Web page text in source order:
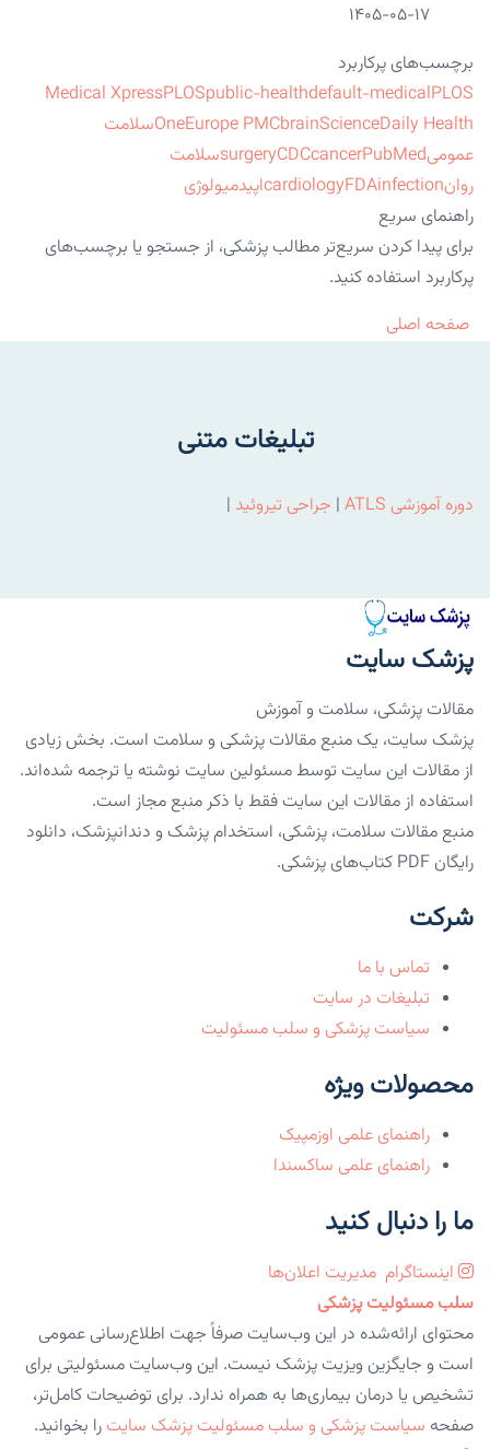
۱۴۰۵-۰۵-۱۷
برچسب‌های پرکاربرد
Medical XpressPLOSpublic-healthdefault-medicalPLOS
OneEurope PMCbrainScienceDaily Health
سلامت
عمومی
surgeryCDCcancerPubMed
سلامت
روان
cardiologyFDAinfection
اپیدمیولوژی
راهنمای سریع
برای پیدا کردن سریع‌تر مطالب پزشکی، از جستجو یا برچسب‌های
پرکاربرد استفاده کنید.
صفحه اصلی
تبلیغات متنی
دوره آموزشی ATLS | جراحی تیروئید |
پزشک سایت
مقالات پزشکی، سلامت و آموزش
پزشک سایت، یک منبع مقالات پزشکی و سلامت است. بخش زیادی
از مقالات این سایت توسط مسئولین سایت نوشته یا ترجمه شده‌اند.
استفاده از مقالات این سایت فقط با ذکر منبع مجاز است.
منبع مقالات سلامت، پزشکی، استخدام پزشک و دندانپزشک، دانلود
رایگان PDF کتاب‌های پزشکی.
شرکت
تماس با ما
تبلیغات در سایت
سیاست پزشکی و سلب مسئولیت
محصولات ویژه
راهنمای علمی اوزمپیک
راهنمای علمی ساکسندا
ما را دنبال کنید
اینستاگرام مدیریت اعلان‌ها
سلب مسئولیت پزشکی
محتوای ارائه‌شده در این وب‌سایت صرفاً جهت اطلاع‌رسانی عمومی
است و جایگزین ویزیت پزشک نیست. این وب‌سایت مسئولیتی برای
تشخیص یا درمان بیماری‌ها به همراه ندارد. برای توضیحات کامل‌تر،
صفحه سیاست پزشکی و سلب مسئولیت پزشک سایت را بخوانید.